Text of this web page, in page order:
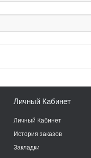
Личный Кабинет
Личный Кабинет
История заказов
Закладки